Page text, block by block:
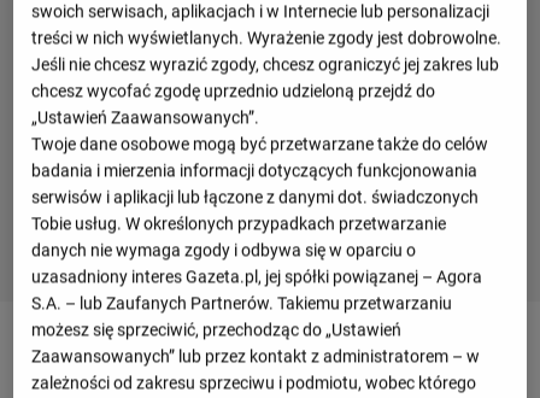
Szczegóły meczu Francja - Rumunia
swoich serwisach, aplikacjach i w Internecie lub personalizacji
treści w nich wyświetlanych. Wyrażenie zgody jest dobrowolne.
Jeśli nie chcesz wyrazić zgody, chcesz ograniczyć jej zakres lub
chcesz wycofać zgodę uprzednio udzieloną przejdź do
„Ustawień Zaawansowanych”.
Twoje dane osobowe mogą być przetwarzane także do celów
badania i mierzenia informacji dotyczących funkcjonowania
serwisów i aplikacji lub łączone z danymi dot. świadczonych
Tobie usług. W określonych przypadkach przetwarzanie
danych nie wymaga zgody i odbywa się w oparciu o
uzasadniony interes Gazeta.pl, jej spółki powiązanej – Agora
S.A. – lub Zaufanych Partnerów. Takiemu przetwarzaniu
możesz się sprzeciwić, przechodząc do „Ustawień
Zaawansowanych” lub przez kontakt z administratorem – w
zależności od zakresu sprzeciwu i podmiotu, wobec którego